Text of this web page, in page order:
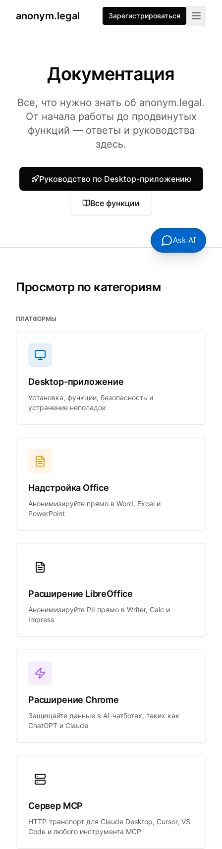
anonym.legal Зарегистрироваться
Документация
Все, что нужно знать об anonym.legal.
От начала работы до продвинутых
функций — ответы и руководства
здесь.
Руководство по Desktop-приложению
Все функции
Просмотр по категориям
ПЛАТФОРМЫ
Desktop-приложение
Установка, функции, безопасность и
устранение неполадок
Надстройка Office
Анонимизируйте прямо в Word, Excel и
PowerPoint
Расширение LibreOffice
Анонимизируйте PII прямо в Writer, Calc и
Impress
Расширение Chrome
Защищайте данные в AI-чатботах, таких как
ChatGPT и Claude
Сервер MCP
HTTP-транспорт для Claude Desktop, Cursor, VS
Code и любого инструмента MCP
Ask AI